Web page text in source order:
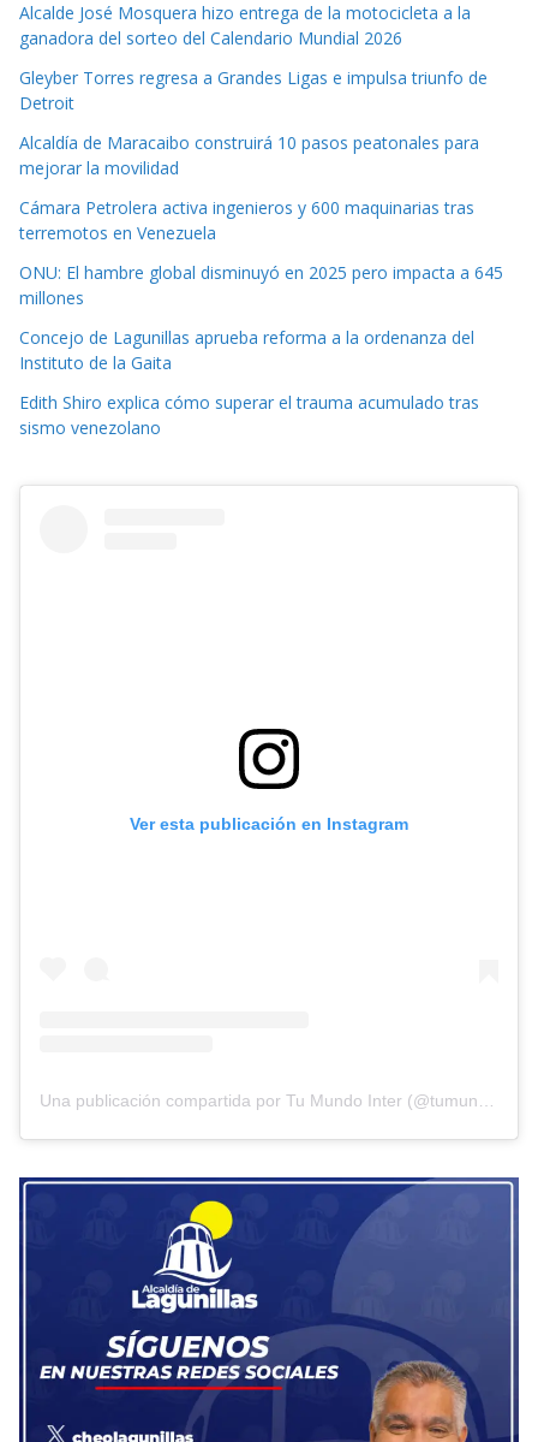
Alcalde José Mosquera hizo entrega de la motocicleta a la
ganadora del sorteo del Calendario Mundial 2026
Gleyber Torres regresa a Grandes Ligas e impulsa triunfo de
Detroit
Alcaldía de Maracaibo construirá 10 pasos peatonales para
mejorar la movilidad
Cámara Petrolera activa ingenieros y 600 maquinarias tras
terremotos en Venezuela
ONU: El hambre global disminuyó en 2025 pero impacta a 645
millones
Concejo de Lagunillas aprueba reforma a la ordenanza del
Instituto de la Gaita
Edith Shiro explica cómo superar el trauma acumulado tras
sismo venezolano
Ver esta publicación en Instagram
Una publicación compartida por Tu Mundo Inter (@tumundointer)